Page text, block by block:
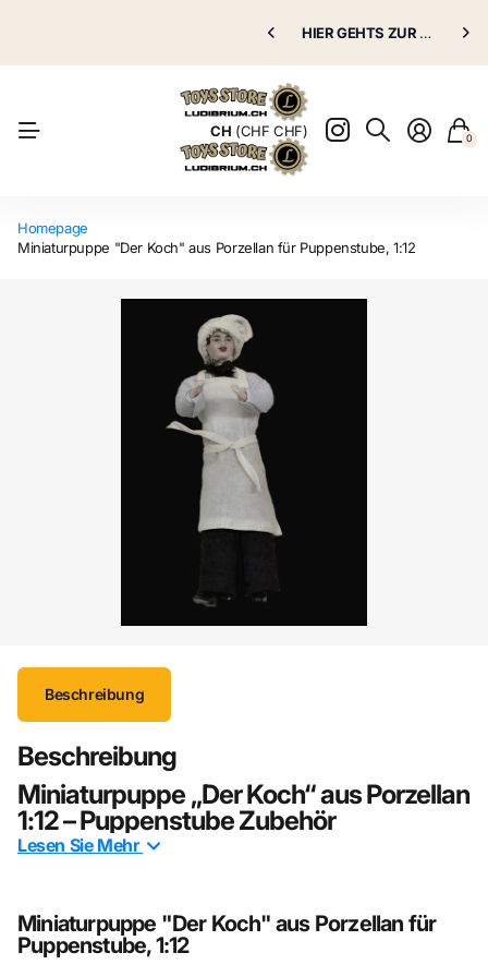
Puppenklinik HIER GEHTS ZUR
CH (CHF CHF) 0
Homepage
Miniaturpuppe "Der Koch" aus Porzellan für Puppenstube, 1:12
Beschreibung
Beschreibung
Miniaturpuppe „Der Koch“ aus Porzellan
1:12 – Puppenstube Zubehör
Die Miniaturpuppe „Der Koch“ aus Porzellan im Maßstab
Alltagsszene mit authentischem Charakter verleiht. Mit
ihrer traditionellen Kochdarstellung bringt sie Wärme,
Lesen Sie Mehr
Miniaturpuppe "Der Koch" aus Porzellan für
Puppenstube, 1:12